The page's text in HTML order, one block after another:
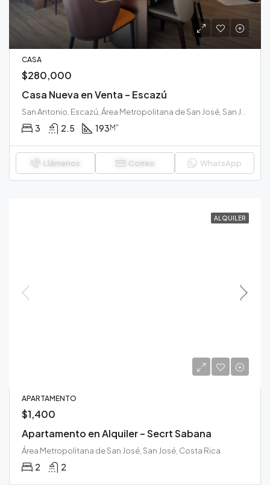
CASA
$280,000
Casa Nueva en Venta – Escazú
3 2.5 193M"
Llámenos Correo WhatsApp
ALQUILER
APARTAMENTO
$1,400
Apartamento en Alquiler – Secrt Sabana
Área Metropolitana de San José, San José, Costa Rica
2 2